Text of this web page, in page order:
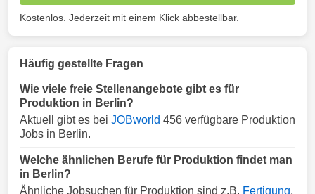
Kostenlos. Jederzeit mit einem Klick abbestellbar.
Häufig gestellte Fragen
Wie viele freie Stellenangebote gibt es für
Produktion in Berlin?
Aktuell gibt es bei JOBworld 456 verfügbare Produktion
Jobs in Berlin.
Welche ähnlichen Berufe für Produktion findet man
in Berlin?
Ähnliche Jobsuchen für Produktion sind z.B. Fertigung,